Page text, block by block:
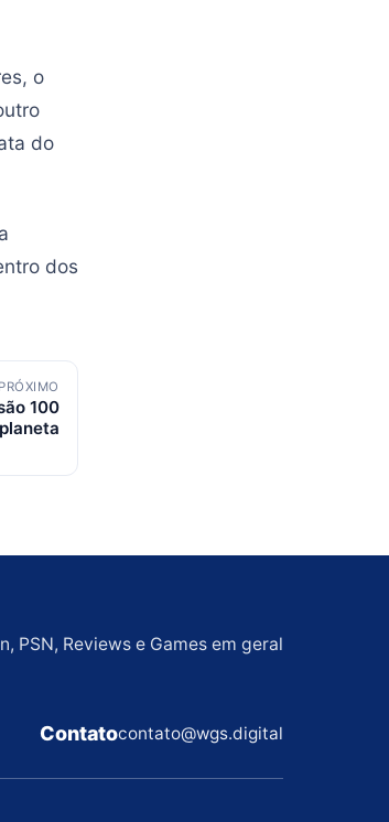
o
do
dos
PRÓXIMO
100
PSN, Reviews e Games em geral
Contatocontato@wgs.digital